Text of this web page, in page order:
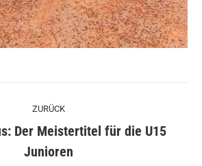
ZURÜCK
Vorheriger
Beitrag:
Der Meistertitel für die U15
Junioren